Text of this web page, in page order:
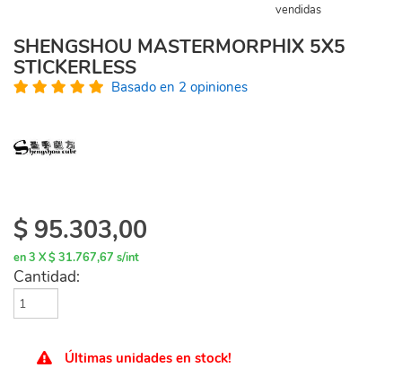
vendidas
SHENGSHOU MASTERMORPHIX 5X5
STICKERLESS
Basado en 2 opiniones
$ 95.303,00
en 3 X $ 31.767,67 s/int
Cantidad:
Últimas unidades en stock!